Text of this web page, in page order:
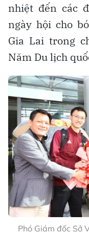
nhiệt đến các
ngày hội cho
Gia Lai trong
Năm Du lịch
Phó Giám đốc Sở